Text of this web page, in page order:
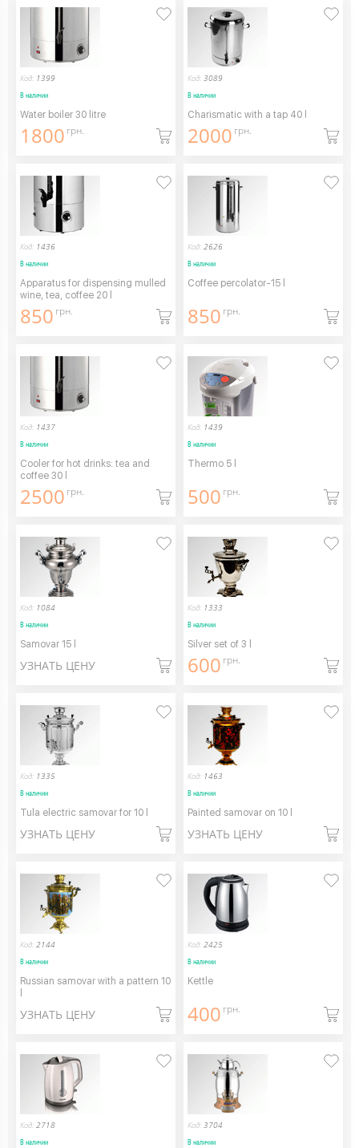
Код: 1399
В наличии
Water boiler 30 litre
1800 грн.
Код: 3089
В наличии
Charismatic with a tap 40 l
2000 грн.
Код: 1436
В наличии
Apparatus for dispensing mulled
wine, tea, coffee 20 l
850 грн.
Код: 2626
В наличии
Coffee percolator-15 l
850 грн.
Код: 1437
В наличии
Cooler for hot drinks: tea and
coffee 30 l
2500 грн.
Код: 1439
В наличии
Thermo 5 l
500 грн.
Код: 1084
В наличии
Samovar 15 l
УЗНАТЬ ЦЕНУ
Код: 1333
В наличии
Silver set of 3 l
600 грн.
Код: 1335
В наличии
Tula electric samovar for 10 l
УЗНАТЬ ЦЕНУ
Код: 1463
В наличии
Painted samovar on 10 l
УЗНАТЬ ЦЕНУ
Код: 2144
В наличии
Russian samovar with a pattern 10
УЗНАТЬ ЦЕНУ
Код: 2425
В наличии
Kettle
400 грн.
Код: 2718
В наличии
Код: 3704
В наличии